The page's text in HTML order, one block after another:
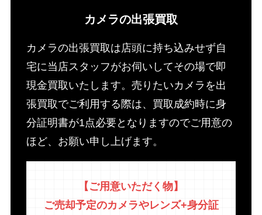
カメラの出張買取
カメラの出張買取は店頭に持ち込みせず自
宅に当店スタッフがお伺いしてその場で即
現金買取いたします。売りたいカメラを出
張買取でご利用する際は、買取成約時に身
分証明書が1点必要となりますのでご用意の
ほど、お願い申し上げます。
【ご用意いただく物】
ご売却予定のカメラやレンズ+身分証